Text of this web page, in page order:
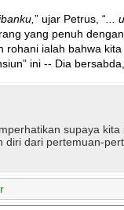
” ujar Petrus, “ ...
yang penuh
rohani ialah bahwa
ini -- Dia
supaya
diri dari pertemuan-